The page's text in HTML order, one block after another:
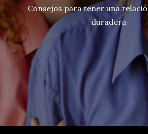
Consejos para tener una
duradera